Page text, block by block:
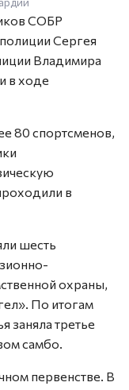
СОБР
Сергея
Владимира
в ходе
80 спортсменов,
в
шесть
охраны,
По итогам
заняла третье
самбо.
первенстве. В